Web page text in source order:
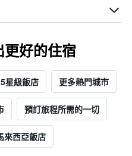
更好的住宿
5星級飯店 更多熱門城市
預訂旅程所需的一切
來西亞飯店